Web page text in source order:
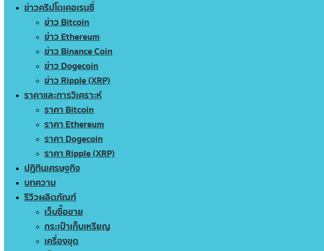
ข่าวคริปโตเคอเรนซี่
ข่าว Bitcoin
ข่าว Ethereum
ข่าว Binance Coin
ข่าว Dogecoin
ข่าว Ripple (XRP)
ราคาและการวิเคราะห์
ราคา Bitcoin
ราคา Ethereum
ราคา Dogecoin
ราคา Ripple (XRP)
ปฏิทินเศรษฐกิจ
บทความ
รีวิวผลิตภัณฑ์
เว็บซื้อขาย
กระเป๋าเก็บเหรียญ
เครื่องขุด